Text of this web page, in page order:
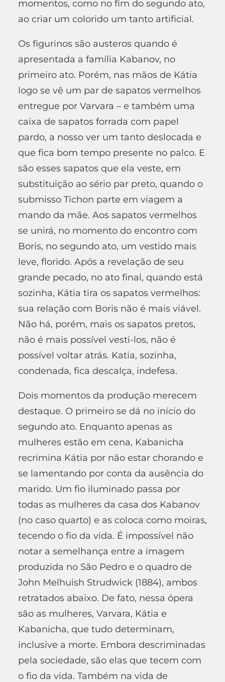
momentos, como no fim do segundo ato,
ao criar um colorido um tanto artificial.
Os figurinos são austeros quando é
apresentada a família Kabanov, no
primeiro ato. Porém, nas mãos de Kátia
logo se vê um par de sapatos vermelhos
entregue por Varvara – e também uma
caixa de sapatos forrada com papel
pardo, a nosso ver um tanto deslocada e
que fica bom tempo presente no palco. E
são esses sapatos que ela veste, em
substituição ao sério par preto, quando o
submisso Tichon parte em viagem a
mando da mãe. Aos sapatos vermelhos
se unirá, no momento do encontro com
Boris, no segundo ato, um vestido mais
leve, florido. Após a revelação de seu
grande pecado, no ato final, quando está
sozinha, Kátia tira os sapatos vermelhos:
sua relação com Boris não é mais viável.
Não há, porém, mais os sapatos pretos,
não é mais possível vesti-los, não é
possível voltar atrás. Katia, sozinha,
condenada, fica descalça, indefesa.
Dois momentos da produção merecem
destaque. O primeiro se dá no início do
segundo ato. Enquanto apenas as
mulheres estão em cena, Kabanicha
recrimina Kátia por não estar chorando e
se lamentando por conta da ausência do
marido. Um fio iluminado passa por
todas as mulheres da casa dos Kabanov
(no caso quarto) e as coloca como moiras,
tecendo o fio da vida. É impossível não
notar a semelhança entre a imagem
produzida no São Pedro e o quadro de
John Melhuish Strudwick (1884), ambos
retratados abaixo. De fato, nessa ópera
são as mulheres, Varvara, Kátia e
Kabanicha, que tudo determinam,
inclusive a morte. Embora descriminadas
pela sociedade, são elas que tecem com
o fio da vida. Também na vida de